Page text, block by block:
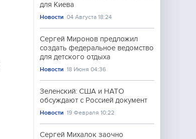
для Киева
Новости 04 Августа 18:24
Сергей Миронов предложил
создать федеральное ведомство
для детского отдыха
Новости 18 Июня 04:36
Зеленский: США и НАТО
обсуждают с Россией документ
Новости 19 Февраля 10:22
Сергей Михалок заочно